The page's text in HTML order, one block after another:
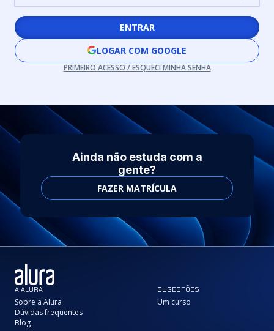
ENTRAR
LOGAR COM GOOGLE
PRIMEIRO ACESSO / ESQUECI MINHA SENHA
Ainda não estuda com a
gente?
FAZER MATRÍCULA
A ALURA
Sobre a Alura
Dúvidas frequentes
Blog
SUGESTÕES
Um curso